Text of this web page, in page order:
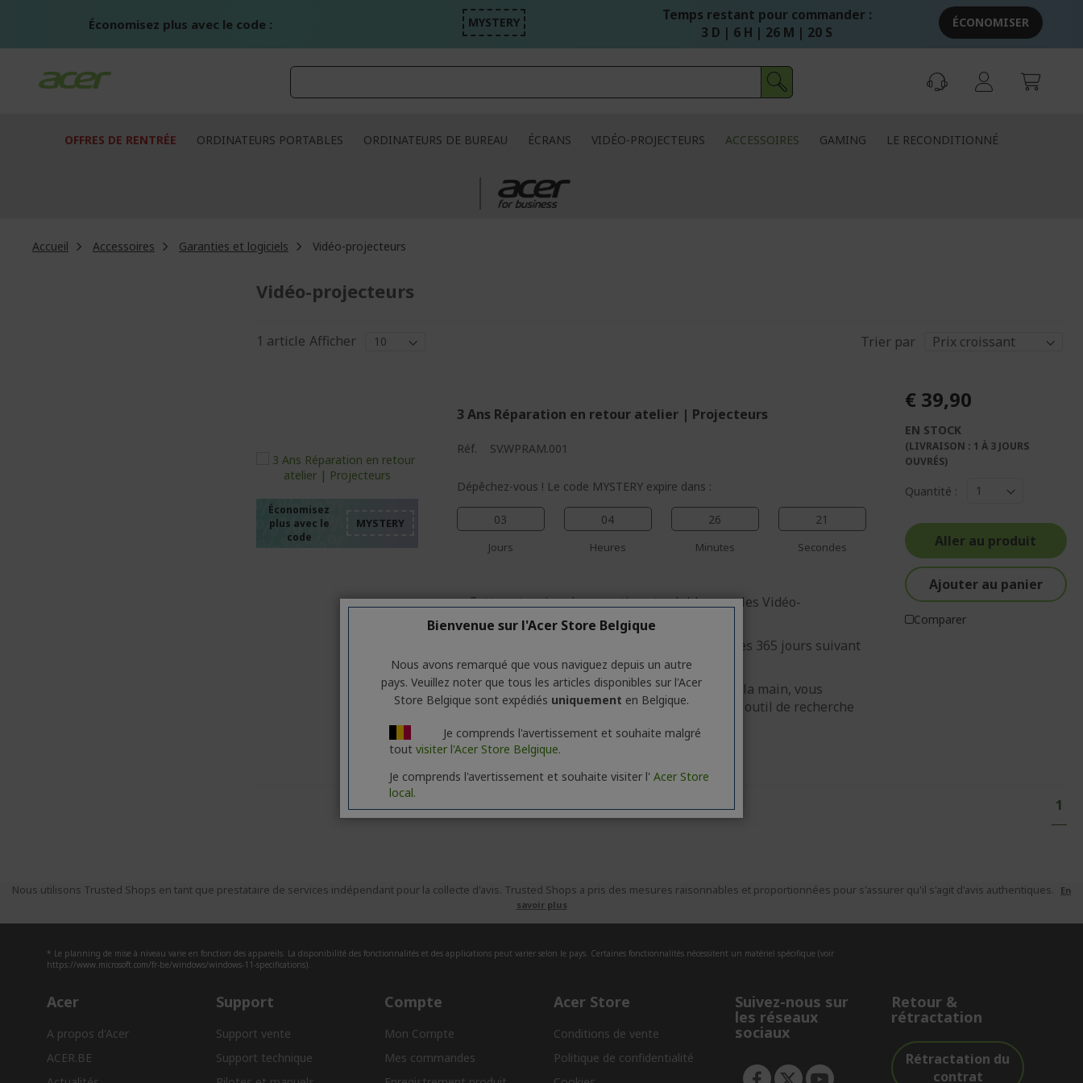
Économisez plus avec le code : MYSTERY
Temps restant pour commander :
3 D | 6 H | 26 M | 20 S
ÉCONOMISER
OFFRES DE RENTRÉE ORDINATEURS PORTABLES ORDINATEURS DE BUREAU ÉCRANS VIDÉO-PROJECTEURS ACCESSOIRES GAMING LE RECONDITIONNÉ
Accueil Accessoires Garanties et logiciels Vidéo-projecteurs
Vidéo-projecteurs
1 article Afficher Trier par
%%%%%%%%%%%%%%%%%%%%%%%%%%%%%%%%%
%%%%%%%%%%%%%%%%%%%%%%%%%%%%%%%%%
%%%%%%%%%%%%%%%%%%%%%%%%%%%%%%%%%
%%%%%%%%%%%%%%%%%%%%%%%%%%%%%%%%%
%%%%%%%%%%%%%%%%%%%%%%%%%%%%%%%%%
Économisez
plus avec le
code
3 Ans Réparation en retour atelier | Projecteurs
Réf. SV.WPRAM.001
Dépêchez-vous ! Le code MYSTERY expire dans :
03
Jours
04
Heures
26
Minutes
21
Secondes
Cette extension de garantie est valable pour les Vidéo-
projecteurs .
Ce plan Acer Care Plus doit être activé dans les 365 jours suivant
la date d'achat de votre appareil Acer.
Si vous avez déjà votre numéro de série sous la main, vous
pouvez vérifier la compatibilité grâce à notre outil de recherche
d'accessoires
€ 39,90
EN STOCK
(LIVRAISON : 1 À 3 JOURS
OUVRÉS)
Quantité :
Aller au produit
Ajouter au panier
Comparer
1
Nous utilisons Trusted Shops en tant que prestataire de services indépendant pour la collecte d'avis. Trusted Shops a pris des mesures raisonnables et proportionnées pour s'assurer qu'il s'agit d'avis authentiques.
En
savoir plus
* Le planning de mise à niveau varie en fonction des appareils. La disponibilité des fonctionnalités et des applications peut varier selon le pays. Certaines fonctionnalités nécessitent un matériel spécifique (voir
https://www.microsoft.com/fr-be/windows/windows-11-specifications).
Acer
A propos d'Acer
ACER.BE
Support
Support vente
Support technique
Compte
Mon Compte
Mes commandes
Acer Store
Conditions de vente
Politique de confidentialité
Suivez-nous sur
les réseaux
sociaux
Retour &
rétractation
Rétractation du
contrat
Bienvenue sur l'Acer Store Belgique
Nous avons remarqué que vous naviguez depuis un autre
pays. Veuillez noter que tous les articles disponibles sur l'Acer
Store Belgique sont expédiés uniquement en Belgique.
Je comprends l'avertissement et souhaite malgré
tout visiter l'Acer Store Belgique.
Je comprends l'avertissement et souhaite visiter l' Acer Store
local.